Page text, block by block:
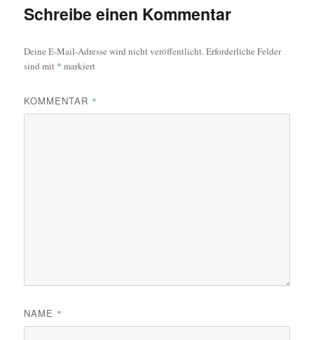
Schreibe einen Kommentar
Deine E-Mail-Adresse wird nicht veröffentlicht.Erforderliche Felder
sind mit * markiert
KOMMENTAR *
NAME *